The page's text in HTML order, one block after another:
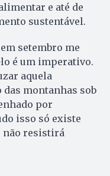
e até de
sustentável.
setembro me
é um imperativo.
aquela
montanhas sob
por
isso só existe
não resistirá